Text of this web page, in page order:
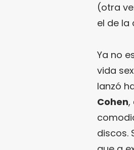
(otra
el de la
Ya no
vida
lanzó
Cohen,
discos.